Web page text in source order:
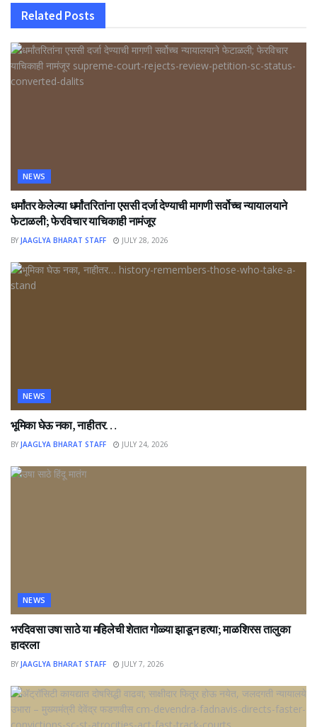
Related Posts
NEWS
धर्मांतर केलेल्या धर्मांतरितांना एससी दर्जा देण्याची मागणी सर्वोच्च न्यायालयाने
फेटाळली; फेरविचार याचिकाही नामंजूर
BY JAAGLYA BHARAT STAFF JULY 28, 2026
NEWS
भूमिका घेऊ नका, नाहीतर…
BY JAAGLYA BHARAT STAFF JULY 24, 2026
NEWS
भरदिवसा उषा साठे या महिलेची शेतात गोळ्या झाडून हत्या; माळशिरस तालुका
हादरला
BY JAAGLYA BHARAT STAFF JULY 7, 2026